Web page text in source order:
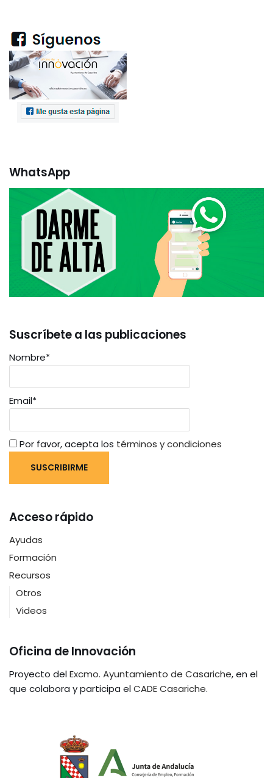
WhatsApp
Suscríbete a las publicaciones
Nombre*
Email*
Por favor, acepta los términos y condiciones
Acceso rápido
Ayudas
Formación
Recursos
Otros
Videos
Oficina de Innovación
Proyecto delExcmo. Ayuntamiento de Casariche, en el
que colabora y participa elCADE Casariche.